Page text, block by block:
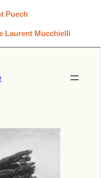
Puech
Laurent Mucchielli